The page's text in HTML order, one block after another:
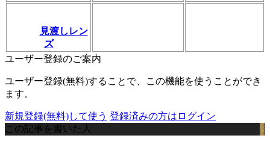
見渡しレン
ズ
ユーザー登録のご案内
ユーザー登録(無料)することで、この機能を使うことができ
ます。
新規登録(無料)して使う 登録済みの方はログイン
この記事を書いた人